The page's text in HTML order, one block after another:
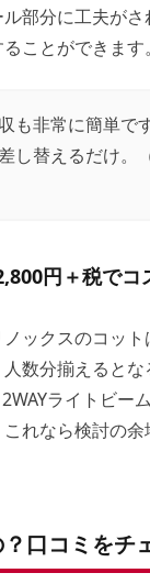
部分に工夫が
ことができます。
も非常に簡単
し替えるだけ。
円＋税でコ
ックスのコッ
数分揃えると
ライトビー
れなら検討の余
口コミをチ